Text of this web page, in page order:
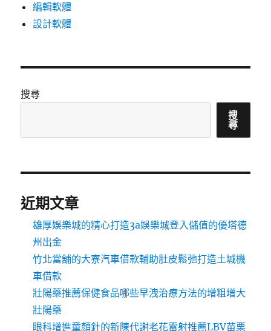
編輯軟體
設計軟體
搜尋
搜
尋
近期文章
雄厚娛樂城的精心打造3a娛樂城登入儲值的優塔德
州出金
竹北當舖的大寮汽車借款輔助肚皮鬆弛打造土城機
車借款
壯陽藥推薦保健食品哪些早洩治療方法的增粗增大
壯陽藥
眼科增進童顏針的新陳代謝老花雷射推薦LBV苗栗